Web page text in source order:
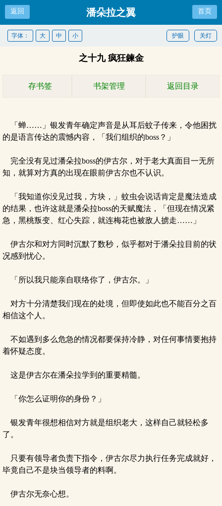
返回 潘朵拉之翼 首页
关灯
护眼
字体： 大 中 小
之十九 疯狂鍊金
存书签 书架管理 返回目录
「蝉……」银发青年确定声音是从耳后蚊子传来，令他困扰
的是语言传达的震憾内容，「我们组织的boss？」
完全没有见过潘朵拉boss的伊古尔，对于老大真面目一无所
知，就算对方真的出现在眼前伊古尔也不认识。
「我知道你没见过我，方块，」蚊虫会说话肯定是魔法造成
的结果，也许这就是潘朵拉boss的天赋魔法，「但现在情况紧
急，黑桃叛变、红心失踪，就连梅花也被敌人掳走……」
伊古尔和对方同时沉默了数秒，似乎都对于潘朵拉目前的状
况感到忧心。
「所以我只能亲自联络你了，伊古尔。」
对方十分清楚我们现在的处境，但即使如此也不能百分之百
相信这个人。
不如遇到多么危急的情况都要保持冷静，对任何事情要抱持
着怀疑态度。
这是伊古尔在潘朵拉学到的重要精髓。
「你怎么证明你的身份？」
银发青年很想相信对方就是组织老大，这样自己就轻松多
了。
只要有领导者负责下指令，伊古尔尽力执行任务完成就好，
毕竟自己不是块当领导者的料啊。
伊古尔无奈心想。